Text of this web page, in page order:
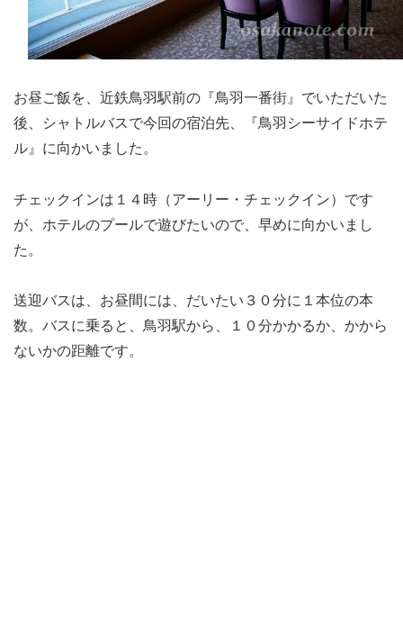
お昼ご飯を、近鉄鳥羽駅前の『鳥羽一番街』でいただいた
後、シャトルバスで今回の宿泊先、『鳥羽シーサイドホテ
ル』に向かいました。
チェックインは１４時（アーリー・チェックイン）です
が、ホテルのプールで遊びたいので、早めに向かいまし
た。
送迎バスは、お昼間には、だいたい３０分に１本位の本
数。バスに乗ると、鳥羽駅から、１０分かかるか、かから
ないかの距離です。